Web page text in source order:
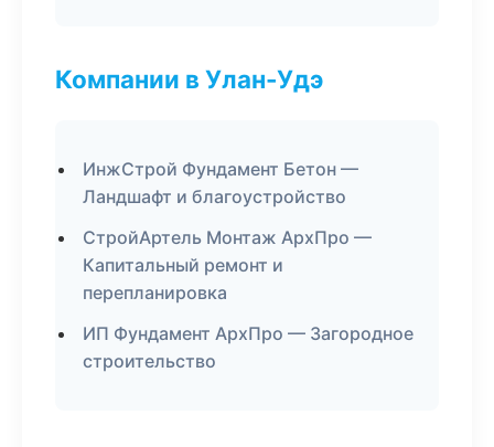
Компании в Улан-Удэ
ИнжСтрой Фундамент Бетон —
Ландшафт и благоустройство
СтройАртель Монтаж АрхПро —
Капитальный ремонт и
перепланировка
ИП Фундамент АрхПро — Загородное
строительство